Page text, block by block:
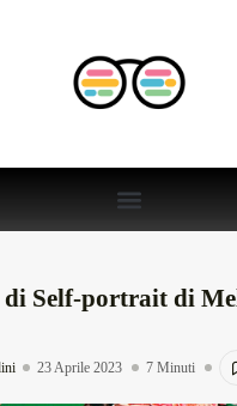
di Self-portrait di
23 Aprile 2023 7 Minuti